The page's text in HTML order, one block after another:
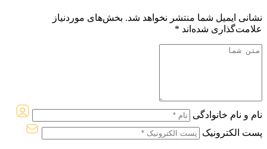
نشانی ایمیل شما منتشر نخواهد شد. بخش‌های موردنیاز
علامت‌گذاری شده‌اند *
نام و نام خانوادگی
پست الکترونیک